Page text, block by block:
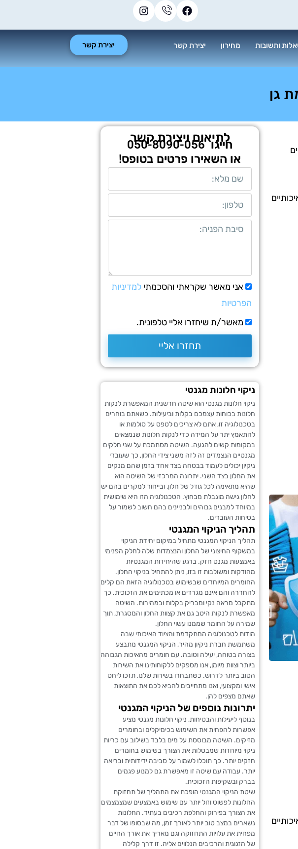
ותשובות מחירון יצירת קשר יצירת קשר
גן
לתיאום ויצירת קשר
חייגו050-8090-056
או השאירו פרטים בטופס!
אני מאשר שקראתי והסכמתי למדיניות
הפרטיות
מאשר/ת שיחזרו אליי טלפונית.
תחזרו אליי
ניקוי חלונות מגנטי
ניקוי חלונות מגנטי הוא שיטה חדשנית המאפשרת לנקות
חלונות בכוחות עצמכם בקלות וביעילות. כשאתם בוחרים
בטכנולוגיה זו, אתם לא צריכים לטפס על סולמות או
להתאמץ יתר על המידה כדי לנקות חלונות שנמצאים
במקומות קשים להגעה. השיטה מסתמכת על שני חלקים
מגנטיים הנצמדים זה לזה משני צידי החלון, כך שעובדי
ניקיון יכולים לעמוד בבטחה בצד אחד בזמן שהם מנקים
את החלון בצד השני. יתרונה המרכזי של השיטה הוא
שהיא מתאימה לכל גודל של חלון, ובייחוד למקרים בהם יש
לחלון גישה מוגבלת מבחוץ. הטכנולוגיה הזו היא שימושית
במיוחד למבנים גבוהים ולבניינים בהם חשוב לשמור על
בטיחות העובדים.
תהליך הניקוי המגנטי
תהליך הניקוי המגנטי מתחיל במיקום יחידת הניקוי
במשקוף החיצוני של החלון והנצמדות שלה לחלק הפנימי
באמצעות מגנט חזק. ברגע שהיחידות המגנטיות
מהודקות ומשולבות זו בזו, ניתן להתחיל בניקוי החלון.
החומרים המיוחדים שבשימוש בטכנולוגיה הזאת הם קלים
להחדרה והם אינם מגרדים או מכתימים את הזכוכית. כך
מתקבל מראה נקי ומבריק בקלות ובמהירות. השיטה
מאפשרת לנקות היטב גם את קצוות החלון והמסגרת, תוך
שמירה על החומר שממנו עשוי החלון.
הודות לטכנולוגיה המתקדמת והציוד האיכותי שבה
משתמשת חברת ניקיון מהיר, הניקוי המגנטי מתבצע
בצורה בטוחה, יעילה וטובה. עם חומרים מהאיכות הגבוהה
ביותר וצוות מיומן, אנו מספקים ללקוחותינו את השירות
הטוב ביותר לדרוש. כשתבחרו בשירות שלנו, תזכו ליחס
אישי ומקצועי, ואנו מתחייבים להביא לכם את התוצאות
שאתם מצפים להן.
יתרונות נוספים של הניקוי המגנטי
בנוסף ליעילות והבטיחות, ניקוי חלונות מגנטי מציע
אפשרות להפחית את השימוש בכימיקלים ובחומרים
מזיקים. השיטה מבוססת על מים בלבד בשילוב עם כריות
ניקוי מיוחדות שמבטלות את הצורך בשימוש בחומרים
חזקים יותר. כך תוכלו לשמור על סביבה ידידותית ובריאה
יותר. עבודה עם שיטה זו מאפשרת גם למנוע פגמים
בברק ובשקיפות הזכוכית.
שיטת הניקוי המגנטי הופכת את התהליך של תחזוקת
החלונות לפשוט וזול יותר עם שימוש באמצעים שמצמצמים
את הצורך בפירוק והחלפת רכיבים בעתיד. החלונות
נשארים במצב טוב יותר לאורך זמן, מה שבסופו של דבר
מפחית את עלויות התחזוקה וגם מאריך את אורך החיים
של הזגוגית והרכיבים הנלווים אליה. זו דרך קלילה